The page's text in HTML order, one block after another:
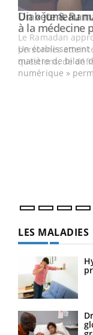
Youtube
Un « jumeau
à la médecine
Un
matière de bilan
numérique »
LES MALADIES